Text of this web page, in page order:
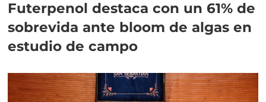
Futerpenol destaca con un 61% de
sobrevida ante bloom de algas en
estudio de campo